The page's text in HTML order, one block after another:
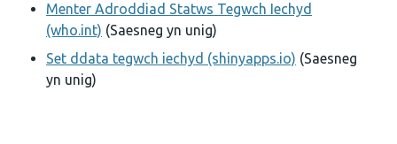
Menter Adroddiad Statws Tegwch Iechyd
(who.int) (Saesneg yn unig)
Set ddata tegwch iechyd (shinyapps.io) (Saesneg
yn unig)